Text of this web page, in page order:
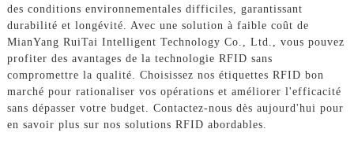
des conditions environnementales difficiles, garantissant
durabilité et longévité. Avec une solution à faible coût de
MianYang RuiTai Intelligent Technology Co., Ltd., vous pouvez
profiter des avantages de la technologie RFID sans
compromettre la qualité. Choisissez nos étiquettes RFID bon
marché pour rationaliser vos opérations et améliorer l'efficacité
sans dépasser votre budget. Contactez-nous dès aujourd'hui pour
en savoir plus sur nos solutions RFID abordables.